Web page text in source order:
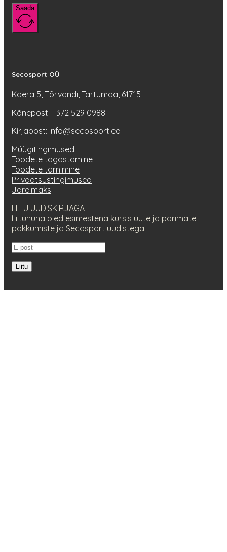
Saada
Secosport OÜ
Kaera 5, Tõrvandi, Tartumaa, 61715
Kõnepost: +372 529 0988
Kirjapost: info@secosport.ee
Müügitingimused
Toodete tagastamine
Toodete tarnimine
Privaatsustingimused
Järelmaks
LIITU UUDISKIRJAGA
Liitununa oled esimestena kursis uute ja parimate
pakkumiste ja Secosport uudistega.
Liitu